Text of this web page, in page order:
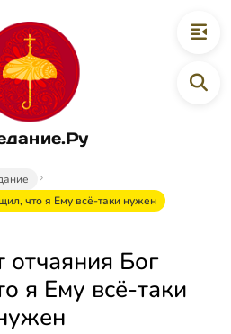
что я Ему всё-таки нужен
отчаяния Бог
я Ему всё-таки